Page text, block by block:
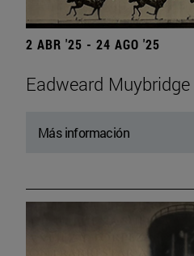
2 ABR '25 - 24 AGO '25
Eadweard Muybridge
Más información